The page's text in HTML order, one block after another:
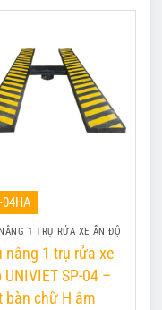
04HA
1 TRỤ RỬA XE ẤN ĐỘ
nâng 1 trụ rửa xe
UNIVIET SP-04 –
bàn chữ H âm